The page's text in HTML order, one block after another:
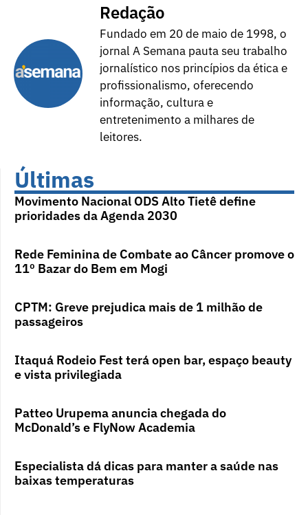
Redação
Fundado em 20 de maio de 1998, o
jornal A Semana pauta seu trabalho
jornalístico nos princípios da ética e
profissionalismo, oferecendo
informação, cultura e
entretenimento a milhares de
leitores.
Últimas
Movimento Nacional ODS Alto Tietê define
prioridades da Agenda 2030
Rede Feminina de Combate ao Câncer promove o
11º Bazar do Bem em Mogi
CPTM: Greve prejudica mais de 1 milhão de
passageiros
Itaquá Rodeio Fest terá open bar, espaço beauty
e vista privilegiada
Patteo Urupema anuncia chegada do
McDonald’s e FlyNow Academia
Especialista dá dicas para manter a saúde nas
baixas temperaturas